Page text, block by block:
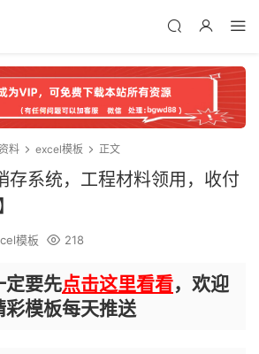
料 excel模板 正文
存系统，工程材料领用，收付
模板 218
定要先点击这里看看，欢迎
模板每天推送